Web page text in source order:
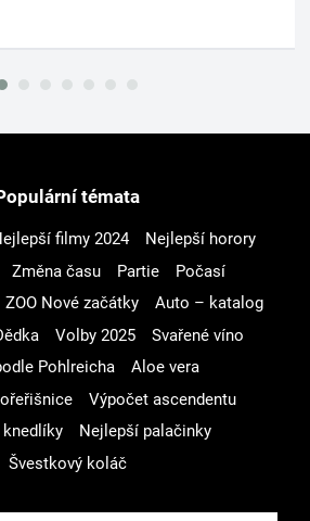
témata
filmy 2024
Nejlepší horory
Změna času Partie
Počasí
ZOO Nové začátky
Auto – katalog
Volby 2025
Svařené víno
Pohlreicha
Aloe vera
Výpočet ascendentu
knedlíky
Nejlepší palačinky
Švestkový koláč